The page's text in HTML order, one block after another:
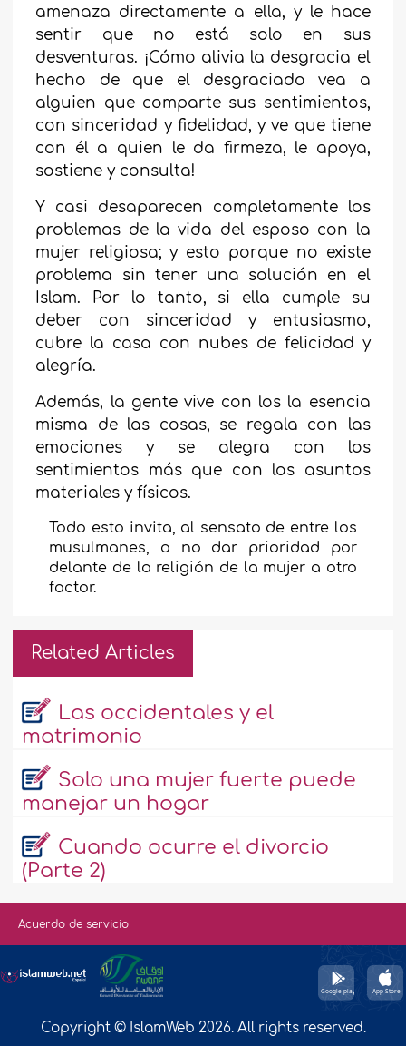
amenaza directamente a ella, y le hace
sentir que no está solo en sus
desventuras. ¡Cómo alivia la desgracia el
hecho de que el desgraciado vea a
alguien que comparte sus sentimientos,
con sinceridad y fidelidad, y ve que tiene
con él a quien le da firmeza, le apoya,
sostiene y consulta!
Y casi desaparecen completamente los
problemas de la vida del esposo con la
mujer religiosa; y esto porque no existe
problema sin tener una solución en el
Islam. Por lo tanto, si ella cumple su
deber con sinceridad y entusiasmo,
cubre la casa con nubes de felicidad y
alegría.
Además, la gente vive con los la esencia
misma de las cosas, se regala con las
emociones y se alegra con los
sentimientos más que con los asuntos
materiales y físicos.
Todo esto invita, al sensato de entre los
musulmanes, a no dar prioridad por
delante de la religión de la mujer a otro
factor.
Related Articles
Las occidentales y el
matrimonio
Solo una mujer fuerte puede
manejar un hogar
Cuando ocurre el divorcio
(Parte 2)
Acuerdo de servicio
Copyright © IslamWeb 2026. All rights reserved.